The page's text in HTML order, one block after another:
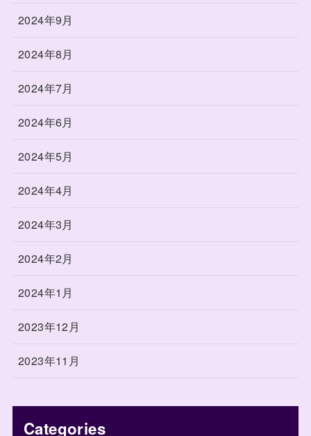
2024年9月
2024年8月
2024年7月
2024年6月
2024年5月
2024年4月
2024年3月
2024年2月
2024年1月
2023年12月
2023年11月
Categories